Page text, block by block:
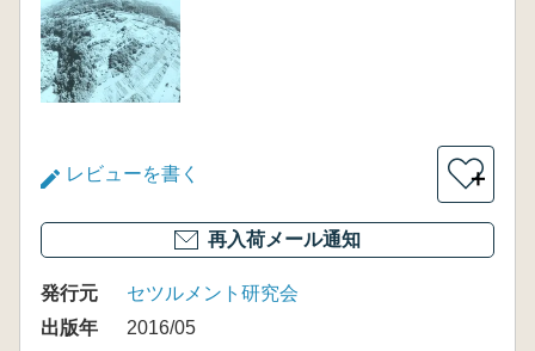
レビューを書く ＋
再入荷メール通知
発行元
セツルメント研究会
出版年
2016/05